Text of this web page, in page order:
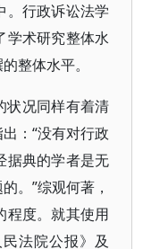
。行政诉讼法学
学术研究整体水
整体水平。
状况同样有着清
：“没有对行政
据典的学者是无
。”综观何著，
程度。就其使用
法院公报》及